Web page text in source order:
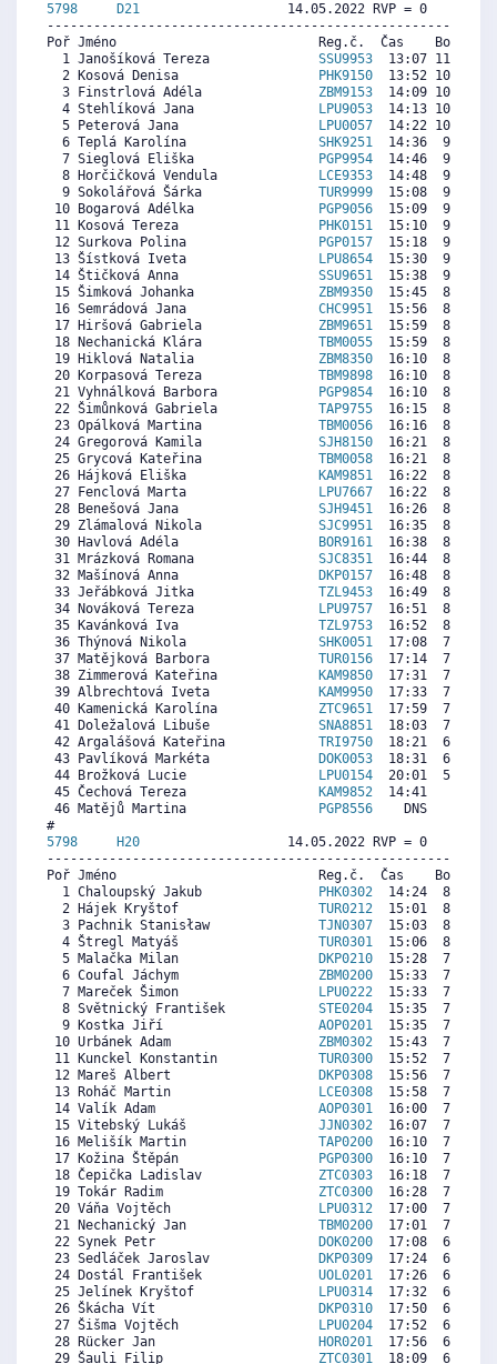
5798
D21
14.05.2022 RVP = 0     IP
Poř Jméno                          Reg.č.  Čas    Body
  1 Janošíková Tereza
SSU9953
13:07 11029
  2 Kosová Denisa
PHK9150
13:52 10451
  3 Finstrlová Adéla
ZBM9153
14:09 10232
  4 Stehlíková Jana
LPU9053
14:13 10181
  5 Peterová Jana
LPU0057
14:22 10065
  6 Teplá Karolína
SHK9251
14:36  9885
  7 Sieglová Eliška
PGP9954
14:46  9757
  8 Horčičková Vendula
LCE9353
14:48  9731
  9 Sokolářová Šárka
TUR9999
15:08  9474
10 Bogarová Adélka
PGP9056
15:09  9461
11 Kosová Tereza
PHK0151
15:10  9449
12 Surkova Polina
PGP0157
15:18  9346
13 Šístková Iveta
LPU8654
15:30  9192
14 Štičková Anna SSU9651
15:38  9089
15 Šimková Johanka ZBM9350
15:45  8999
16 Semrádová Jana CHC9951
15:56  8858
17 Hiršová Gabriela ZBM9651
15:59  8819
18 Nechanická Klára TBM0055
15:59  8819
19 Hiklová Natalia ZBM8350
16:10  8678
20 Korpasová Tereza TBM9898
16:10  8678
21 Vyhnálková Barbora
PGP9854
16:10  8678
22 Šimůnková Gabriela TAP9755
16:15  8613
23 Opálková Martina TBM0056
16:16  8601
24 Gregorová Kamila SJH8150
16:21  8536
25 Grycová Kateřina TBM0058
16:21  8536
26 Hájková Eliška
KAM9851
16:22  8523
27 Fenclová Marta
LPU7667
16:22  8523
28 Benešová Jana SJH9451
16:26  8472
29 Zlámalová Nikola SJC9951
16:35  8356
30 Havlová Adéla
BOR9161
16:38  8318
31 Mrázková Romana SJC8351
16:44  8241
32 Mašínová Anna
DKP0157
16:48  8189
33 Jeřábková Jitka TZL9453
16:49  8176
34 Nováková Tereza
LPU9757
16:51  8151
35 Kavánková Iva TZL9753
16:52  8138
36 Thýnová Nikola SHK0051
17:08  7932
37 Matějková Barbora TUR0156
17:14  7855
38 Zimmerová Kateřina
KAM9850
17:31  7637
39 Albrechtová Iveta
KAM9950
17:33  7611
40 Kamenická Karolína ZTC9651
17:59  7277
41 Doležalová Libuše SNA8851
18:03  7226
42 Argalášová Kateřina TRI9750
18:21  6994
43 Pavlíková Markéta
DOK0053
18:31  6866
44 Brožková Lucie
LPU0154
20:01  5709
45 Čechová Tereza
KAM9852
14:41     0
46 Matějů Martina
PGP8556
DNS     0
5798
H20
14.05.2022 RVP = 0     IP
Poř Jméno                          Reg.č.  Čas    Body
  1 Chaloupský Jakub
PHK0302
14:24  8503
  2 Hájek Kryštof
TUR0212
15:01  8159
  3 Pachnik Stanisław
TJN0307
15:03  8140
  4 Štregl Matyáš
TUR0301
15:06  8112
  5 Malačka Milan
DKP0210
15:28  7908
  6 Coufal Jáchym
ZBM0200
15:33  7861
  7 Mareček Šimon
LPU0222
15:33  7861
  8 Světnický František
STE0204
15:35  7843
  9 Kostka Jiří
AOP0201
15:35  7843
10 Urbánek Adam ZBM0302
15:43  7768
11 Kunckel Konstantin TUR0300
15:52  7685
12 Mareš Albert
DKP0308
15:56  7647
13 Roháč Martin
LCE0308
15:58  7629
14 Valík Adam AOP0301
16:00  7610
15 Vitebský Lukáš JJN0302
16:07  7545
16 Melišík Martin TAP0200
16:10  7517
17 Kožina Štěpán
PGP0300
16:10  7517
18 Čepička Ladislav ZTC0303
16:18  7443
19 Tokár Radim ZTC0300
16:28  7350
20 Váňa Vojtěch
LPU0312
17:00  7052
21 Nechanický Jan TBM0200
17:01  7043
22 Synek Petr
DOK0200
17:08  6978
23 Sedláček Jaroslav
DKP0309
17:24  6829
24 Dostál František UOL0201
17:26  6811
25 Jelínek Kryštof
LPU0314
17:32  6755
26 Škácha Vít
DKP0310
17:50  6588
27 Šišma Vojtěch
LPU0204
17:52  6569
28 Rücker Jan
HOR0201
17:56  6532
29 Šauli Filip ZTC0301
18:09  6411